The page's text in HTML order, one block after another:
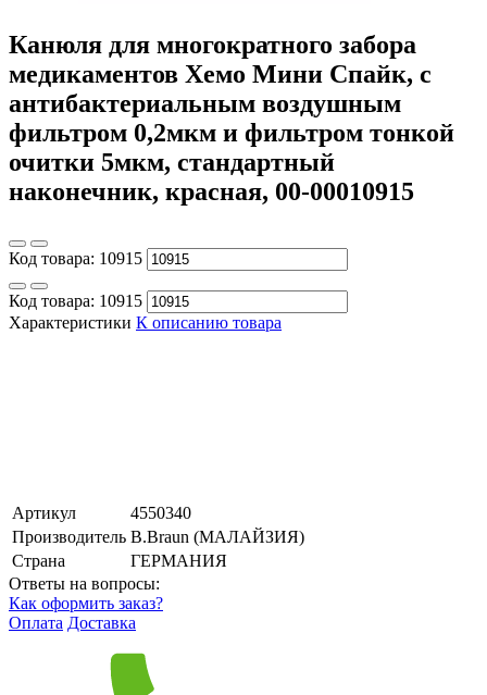
Канюля для многократного забора
медикаментов Хемо Мини Спайк, с
антибактериальным воздушным
фильтром 0,2мкм и фильтром тонкой
очитки 5мкм, стандартный
наконечник, красная, 00-00010915
Код товара: 10915
Код товара: 10915
Характеристики К описанию товара
Артикул
4550340
Производитель B.Braun (МАЛАЙЗИЯ)
Страна
ГЕРМАНИЯ
Ответы на вопросы:
Как оформить заказ?
Оплата Доставка